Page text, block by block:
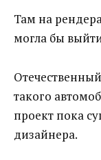
Там на
могла бы
такого
проект пока
дизайнера.